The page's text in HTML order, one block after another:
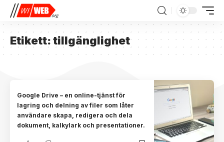
Etikett:tillgänglighet
Google Drive – en online-tjänst för
lagring och delning av filer som låter
användare skapa, redigera och dela
dokument, kalkylark och presentationer.